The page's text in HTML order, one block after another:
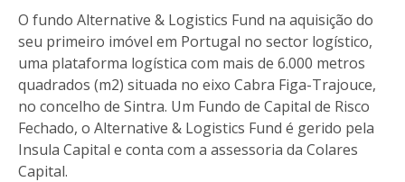
O fundo Alternative & Logistics Fund na aquisição do
seu primeiro imóvel em Portugal no sector logístico,
uma plataforma logística com mais de 6.000 metros
quadrados (m2) situada no eixo Cabra Figa-Trajouce,
no concelho de Sintra. Um Fundo de Capital de Risco
Fechado, o Alternative & Logistics Fund é gerido pela
Insula Capital e conta com a assessoria da Colares
Capital.